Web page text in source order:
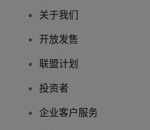
关于我们
开放发售
联盟计划
投资者
企业客户服务